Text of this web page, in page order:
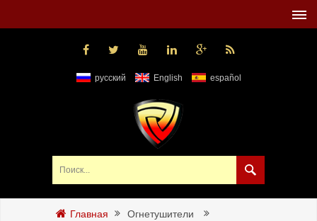
русский English español
Главная
Огнетушители